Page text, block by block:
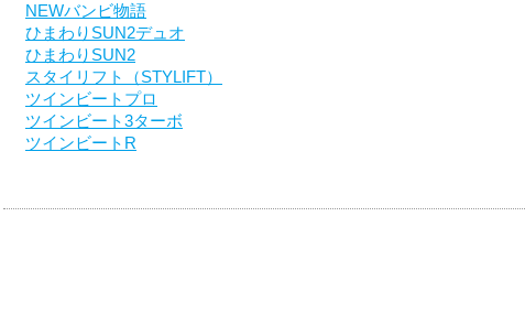
NEWバンビ物語
ひまわりSUN2デュオ
ひまわりSUN2
スタイリフト（STYLIFT）
ツインビートプロ
ツインビート3ターボ
ツインビートR